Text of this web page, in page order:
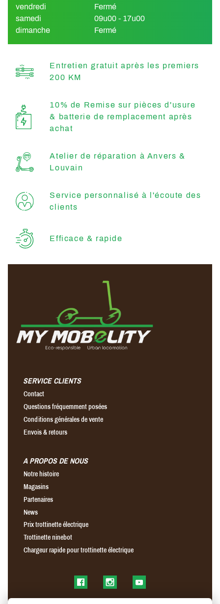
vendredi
Fermé
samedi
09u00 - 17u00
dimanche
Fermé
Entretien gratuit après les premiers
200 KM
10% de Remise sur pièces d'usure
& batterie de remplacement après
achat
Atelier de réparation à Anvers &
Louvain
Service personnalisé à l'écoute des
clients
Efficace & rapide
SERVICE CLIENTS
Contact
Questions fréquemment posées
Conditions générales de vente
Envois & retours
A PROPOS DE NOUS
Notre histoire
Magasins
Partenaires
News
Prix trottinette électrique
Trottinette ninebot
Chargeur rapide pour trottinette électrique
Find us on FacebookFind us on InstagramFind us on YouTube